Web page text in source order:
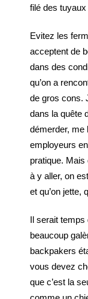
filé des
Evitez les
acceptent de
dans des
qu’on a
de gros cons.
dans la quête
démerder, me
employeurs
pratique.
à y aller, on
et qu’on jette,
Il serait temps
beaucoup
backpakers
vous devez
que c’est la